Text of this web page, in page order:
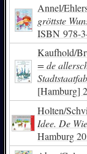
Annel/
gröttste
ISBN978-
Kaufhold/
= de
[Hamburg]
Holten/
Idee. De
Hamburg